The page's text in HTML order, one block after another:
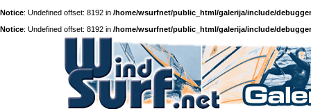
Notice: Undefined offset: 8192 in /home/wsurfnet/public_html/galerija/include/
Notice: Undefined offset: 8192 in /home/wsurfnet/public_html/galerija/include/